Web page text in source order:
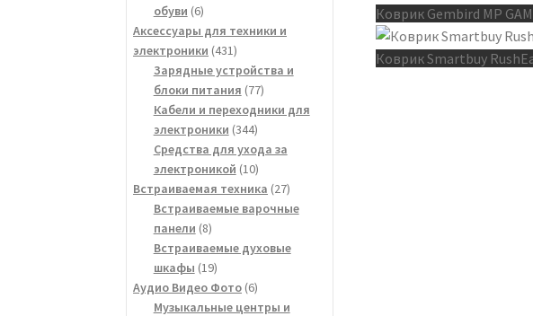
Коврик Gembird MP
Коврик Smartbuy
обуви 66
товаров
Аксессуары для техники и
электроники 431431
товар
Зарядные устройства и
блоки питания 7777
товаров
Кабели и переходники для
электроники 344344
товара
Средства для ухода за
электроникой 1010
товаров
Встраиваемая техника 2727
товаров
Встраиваемые варочные
панели 88
товаров
Встраиваемые духовые
шкафы 1919
товаров
Аудио Видео Фото 66
товаров
Музыкальные центры и